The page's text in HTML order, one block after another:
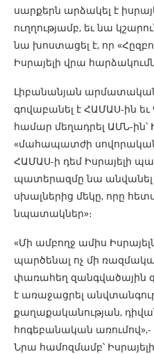
սարքերն արձակել է
ուղղությամբ, եւ նա
նա խոստացել է, որ
Իսրայելի վրա
Լիբանանյան
գովաբանել է ՀԱՄԱՍ-ին
համար մեղադրել ԱՄՆ-ին՝
«մահապատժի սովորական
ՀԱՄԱՍ-ի դեմ Իսրայելի
պատերազմը նա անվանել
սխալներից մեկը, որը
նպատակներ»։
«Մի ամբողջ ամիս
պարծենալ ոչ մի
փառահեղ զանգվածային
է առաջացրել
քաղաքականության,
հոգեբանական
Նրա համոզմամբ՝ Իսրայելի